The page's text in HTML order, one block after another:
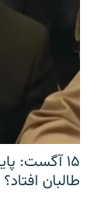
۱۵ آگست:
طالبان افتاد؟